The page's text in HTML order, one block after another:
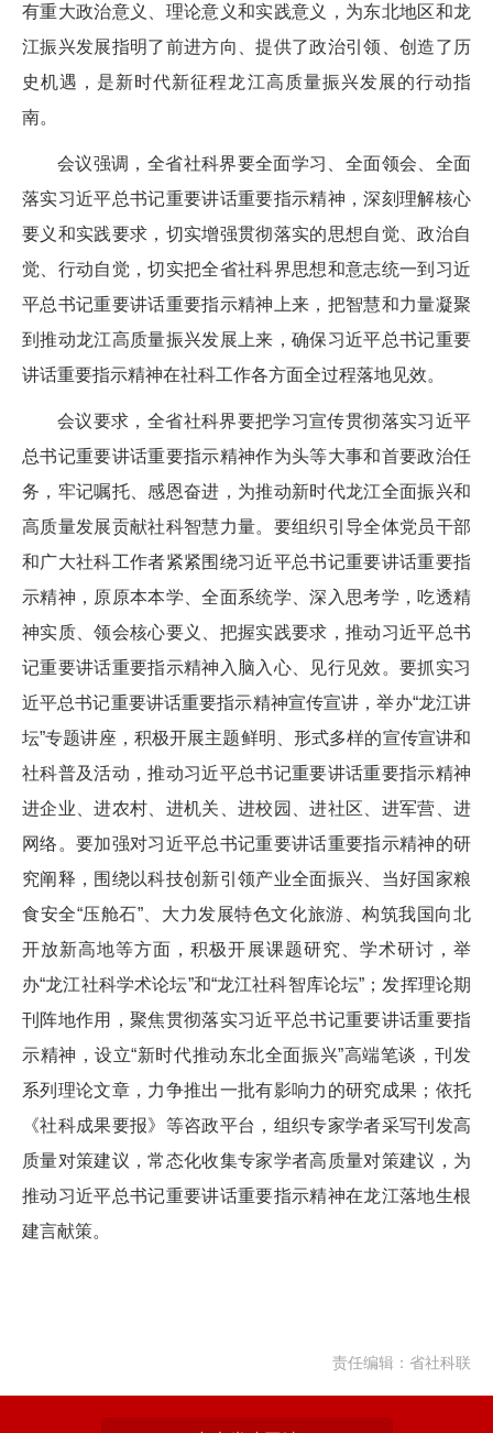
有重大政治意义、理论意义和实践意义，为东北地区和龙
江振兴发展指明了前进方向、提供了政治引领、创造了历
史机遇，是新时代新征程龙江高质量振兴发展的行动指
南。
会议强调，全省社科界要全面学习、全面领会、全面
落实习近平总书记重要讲话重要指示精神，深刻理解核心
要义和实践要求，切实增强贯彻落实的思想自觉、政治自
觉、行动自觉，切实把全省社科界思想和意志统一到习近
平总书记重要讲话重要指示精神上来，把智慧和力量凝聚
到推动龙江高质量振兴发展上来，确保习近平总书记重要
讲话重要指示精神在社科工作各方面全过程落地见效。
会议要求，全省社科界要把学习宣传贯彻落实习近平
总书记重要讲话重要指示精神作为头等大事和首要政治任
务，牢记嘱托、感恩奋进，为推动新时代龙江全面振兴和
高质量发展贡献社科智慧力量。要组织引导全体党员干部
和广大社科工作者紧紧围绕习近平总书记重要讲话重要指
示精神，原原本本学、全面系统学、深入思考学，吃透精
神实质、领会核心要义、把握实践要求，推动习近平总书
记重要讲话重要指示精神入脑入心、见行见效。要抓实习
近平总书记重要讲话重要指示精神宣传宣讲，举办“龙江讲
坛”专题讲座，积极开展主题鲜明、形式多样的宣传宣讲和
社科普及活动，推动习近平总书记重要讲话重要指示精神
进企业、进农村、进机关、进校园、进社区、进军营、进
网络。要加强对习近平总书记重要讲话重要指示精神的研
究阐释，围绕以科技创新引领产业全面振兴、当好国家粮
食安全“压舱石”、大力发展特色文化旅游、构筑我国向北
开放新高地等方面，积极开展课题研究、学术研讨，举
办“龙江社科学术论坛”和“龙江社科智库论坛”；发挥理论期
刊阵地作用，聚焦贯彻落实习近平总书记重要讲话重要指
示精神，设立“新时代推动东北全面振兴”高端笔谈，刊发
系列理论文章，力争推出一批有影响力的研究成果；依托
《社科成果要报》等咨政平台，组织专家学者采写刊发高
质量对策建议，常态化收集专家学者高质量对策建议，为
推动习近平总书记重要讲话重要指示精神在龙江落地生根
建言献策。
责任编辑：省社科联